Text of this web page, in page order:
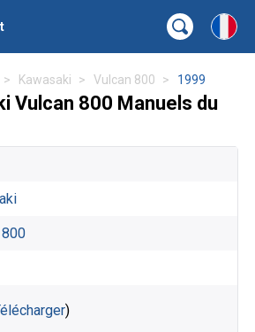
Kawasaki Vulcan 800 1999
Vulcan 800 Manuels du
)